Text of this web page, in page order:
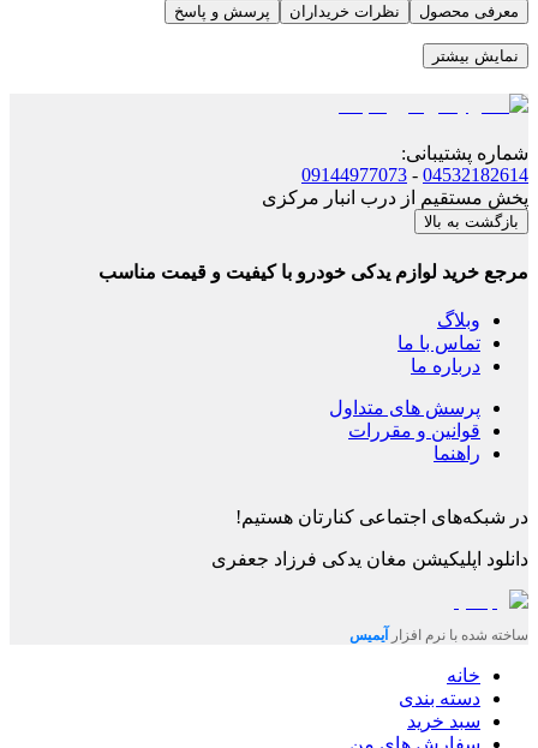
معرفی محصول نظرات خریداران پرسش و پاسخ
نمایش بیشتر
شماره پشتیبانی:
04532182614
-
09144977073
پخش مستقیم از درب انبار مرکزی
بازگشت به بالا
مرجع خرید لوازم یدکی خودرو با کیفیت و قیمت مناسب
وبلاگ
تماس با ما
درباره ما
پرسش های متداول
قوانین و مقررات
راهنما
در شبکه‌های اجتماعی کنارتان هستیم!
دانلود اپلیکیشن مغان یدکی فرزاد جعفری
ساخته شده با نرم افزار آیمیس
خانه
دسته بندی
سبد خرید
سفارش های من